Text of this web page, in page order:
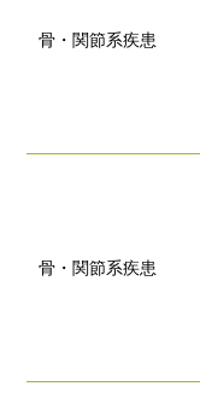
骨・関節系疾患
骨・関節系疾患